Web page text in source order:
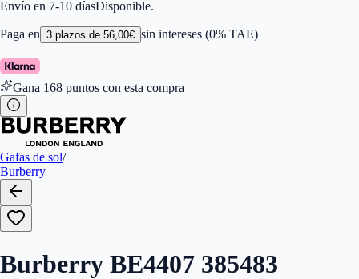
Color de Lentes:Marrón
Forma:Ojo De Gato
Género:Mujer
Largo de la Varilla (mm)
Marca
Tipo de Cristales: Polarizados
Envío en 7-10 díasDisponible.
Paga en 3 plazos de 56,00€ sin intereses (0% TAE)
Gana 168 puntos con esta compra
Gafas de sol/
Burberry
Burberry BE4407 385483